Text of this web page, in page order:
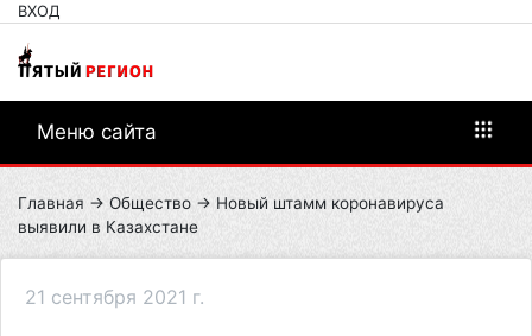
ВХОД
Меню сайта
Главная → Общество → Новый штамм коронавируса
выявили в Казахстане
21 сентября 2021 г.